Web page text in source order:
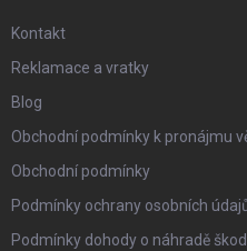
Kontakt
Reklamace a vratky
Blog
Obchodní podmínky k pronájmu
Obchodní podmínky
Podmínky ochrany osobních
Podmínky dohody o náhradě